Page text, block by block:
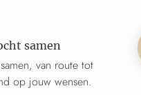
samen
van route tot
op jouw wensen.